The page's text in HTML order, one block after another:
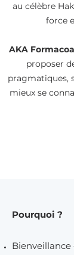
au célèbre
force
AKA
proposer
pragmatiques,
mieux se
Pourquoi ?